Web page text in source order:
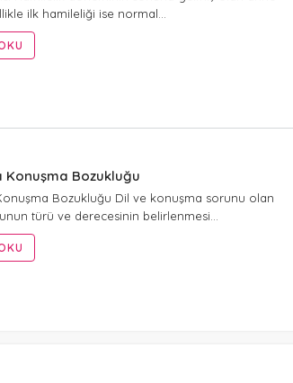
ilk hamileliği ise normal…
Konuşma Bozukluğu
Bozukluğu Dil ve konuşma sorunu olan
türü ve derecesinin belirlenmesi…